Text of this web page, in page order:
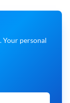
Your personal